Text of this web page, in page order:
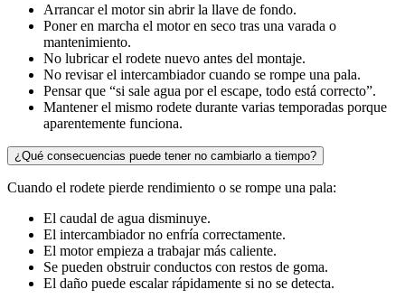
Arrancar el motor sin abrir la llave de fondo.
Poner en marcha el motor en seco tras una varada o
mantenimiento.
No lubricar el rodete nuevo antes del montaje.
No revisar el intercambiador cuando se rompe una pala.
Pensar que “si sale agua por el escape, todo está correcto”.
Mantener el mismo rodete durante varias temporadas porque
aparentemente funciona.
¿Qué consecuencias puede tener no cambiarlo a tiempo?
Cuando el rodete pierde rendimiento o se rompe una pala:
El caudal de agua disminuye.
El intercambiador no enfría correctamente.
El motor empieza a trabajar más caliente.
Se pueden obstruir conductos con restos de goma.
El daño puede escalar rápidamente si no se detecta.